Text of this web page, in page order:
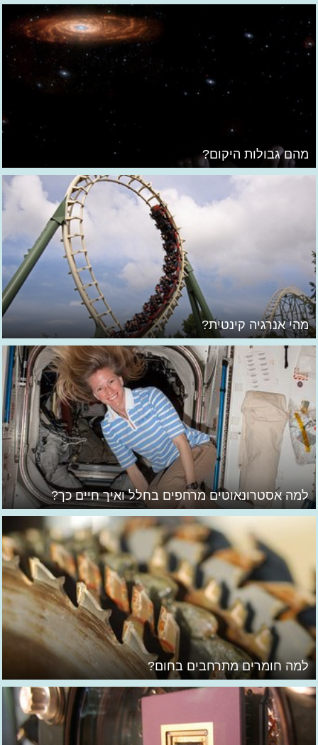
מהם גבולות היקום?
מהי אנרגיה קינטית?
למה אסטרונאוטים מרחפים בחלל ואיך חיים כך?
למה חומרים מתרחבים בחום?